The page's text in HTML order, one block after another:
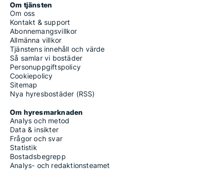
Om tjänsten
Om oss
Kontakt & support
Abonnemangsvillkor
Allmänna villkor
Tjänstens innehåll och värde
Så samlar vi bostäder
Personuppgiftspolicy
Cookiepolicy
Sitemap
Nya hyresbostäder (RSS)
Om hyresmarknaden
Analys och metod
Data & insikter
Frågor och svar
Statistik
Bostadsbegrepp
Analys- och redaktionsteamet